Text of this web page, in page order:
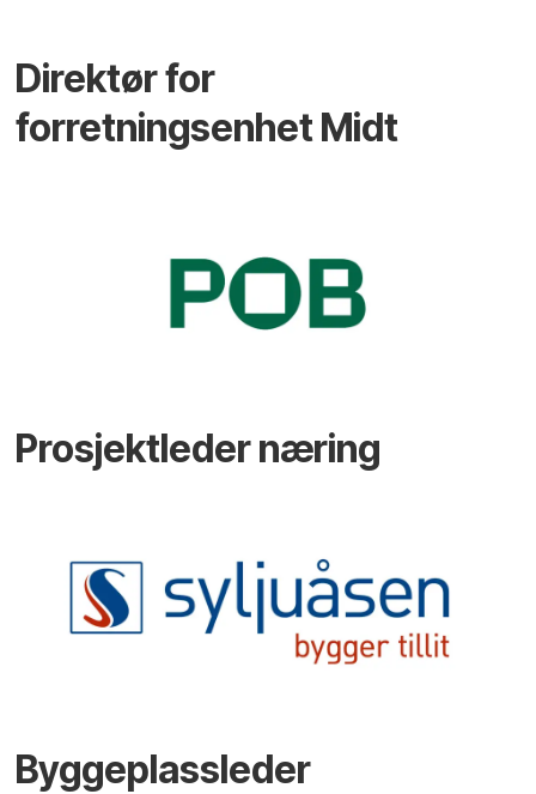
Direktør for
forretningsenhet Midt
Prosjektleder næring
Byggeplassleder